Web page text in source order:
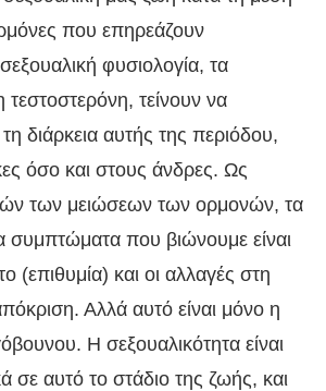
που επηρεάζουν
φυσιολογία, τα
τεστοστερόνη, τείνουν να
διάρκεια αυτής της περιόδου,
όσο και στους άνδρες. Ως
των μειώσεων των ορμονών, τα
συμπτώματα που βιώνουμε είναι
(επιθυμία) και οι αλλαγές στη
Αλλά αυτό είναι μόνο η
Η σεξουαλικότητα είναι
σε αυτό το στάδιο της ζωής, και